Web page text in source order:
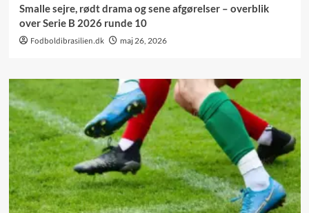
Smalle sejre, rødt drama og sene afgørelser – overblik
over Serie B 2026 runde 10
Fodboldibrasilien.dk maj 26, 2026